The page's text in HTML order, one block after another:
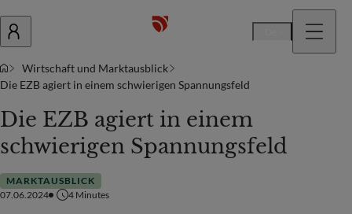
Wirtschaft und Marktausblick
Die EZB agiert in einem schwierigen Spannungsfeld
Die EZB agiert in einem
schwierigen Spannungsfeld
MARKTAUSBLICK
07.06.2024
4 Minutes